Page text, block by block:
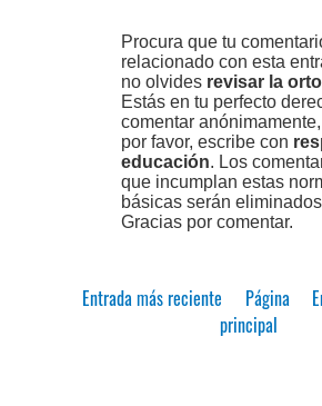
Procura que tu
relacionado con esta
no olvides revisar la
Estás en tu perfecto
comentar
por favor, escribe con
educación. Los
que incumplan estas
básicas serán
Gracias por comentar.
Entrada más reciente
Página
principal